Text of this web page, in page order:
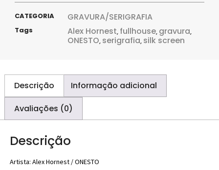
CATEGORIA GRAVURA/SERIGRAFIA
Tags Alex Hornest, fullhouse, gravura,
ONESTO, serigrafia, silk screen
Descrição Informação adicional
Avaliações (0)
Descrição
Artista: Alex Hornest / ONESTO